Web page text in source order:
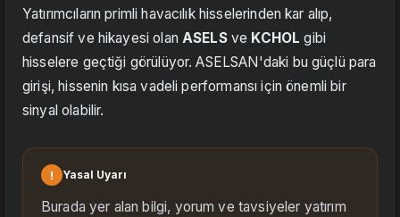
Yatırımcıların primli havacılık hisselerinden kar alıp,
defansif ve hikayesi olanASELSve KCHOL gibi
hisselere geçtiği görülüyor. ASELSAN'daki bu güçlü para
girişi, hissenin kısa vadeli performansı için önemli bir
sinyal olabilir.
! Yasal Uyarı
Burada yer alan bilgi, yorum ve tavsiyeler yatırım